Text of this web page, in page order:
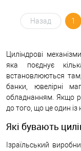
Назад 1
Циліндрові
яка поєднує
встановлюються
банки, ювелірні
обладнанням. Якщо
до того, що це один із
Які бувають
Ізраїльський